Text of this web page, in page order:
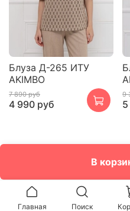
В
Блуза Д-265 ИТУ
AKIMBO
7 890 руб
4 990 руб
9
Главная Поиск